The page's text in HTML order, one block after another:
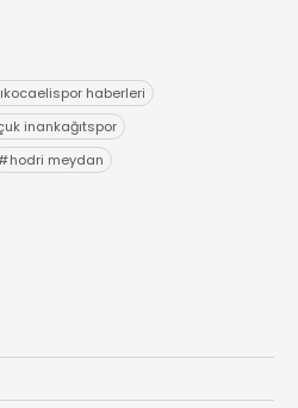
haberleri
inankağıtspor
hodri meydan